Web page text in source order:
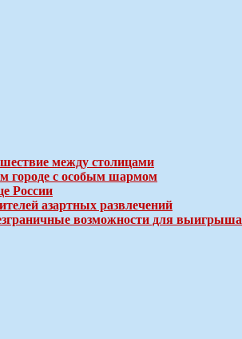
между столицами
городе с особым шармом
России
азартных развлечений
возможности для выигрыша